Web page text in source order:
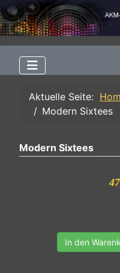
Aktuelle Seite:
Modern Sixtees
Modern Sixtees
In den